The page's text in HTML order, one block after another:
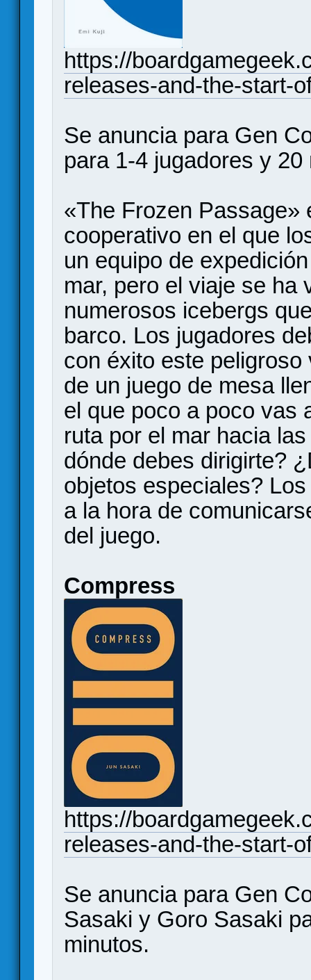
https://
releases-and-the-start-
Se anuncia para Gen
para 1-4 jugadores y 20
«The Frozen Passage»
cooperativo en el que
un equipo de
mar, pero el viaje se ha
numerosos icebergs
barco. Los jugadores
con éxito este
de un juego de mesa
el que poco a poco vas
ruta por el mar hacia
dónde debes dirigirte?
objetos especiales?
a la hora de
del juego.
Compress
https://
releases-and-the-start-
Se anuncia para Gen
Sasaki y Goro Sasaki
minutos.